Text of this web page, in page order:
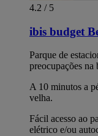
4.2 / 5
ibis budget
Parque de
preocupações na
A 10 minutos a
velha.
Fácil acesso ao
elétrico e/ou